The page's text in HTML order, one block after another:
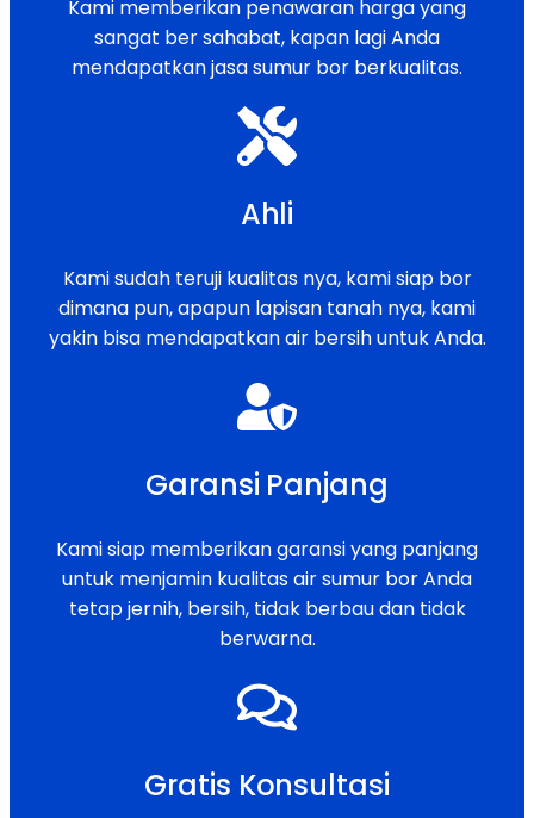
Kami memberikan penawaran harga yang
sangat ber sahabat, kapan lagi Anda
mendapatkan jasa sumur bor berkualitas.
Ahli
Kami sudah teruji kualitas nya, kami siap bor
dimana pun, apapun lapisan tanah nya, kami
yakin bisa mendapatkan air bersih untuk Anda.
Garansi Panjang
Kami siap memberikan garansi yang panjang
untuk menjamin kualitas air sumur bor Anda
tetap jernih, bersih, tidak berbau dan tidak
berwarna.
Gratis Konsultasi